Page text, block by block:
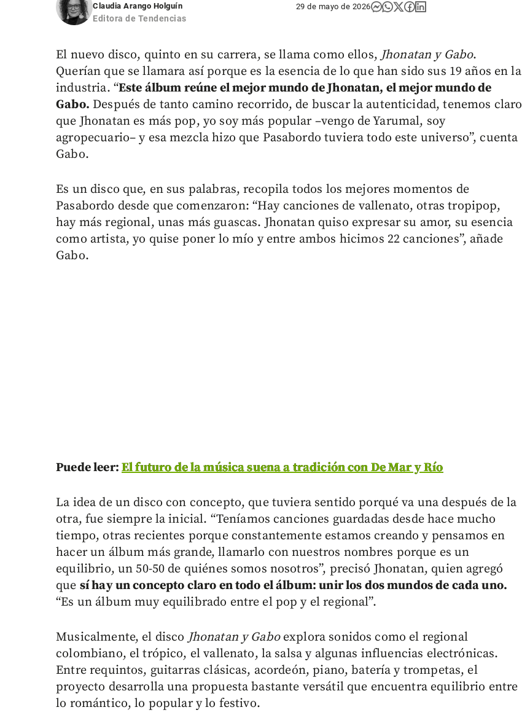
Claudia Arango Holguín
Editora de Tendencias
29 de mayo de 2026
El nuevo disco, quinto en su carrera, se llama como ellos,Jhonatan y Gabo.
Querían que se llamara así porque es la esencia de lo que han sido sus 19 años en la
industria. “Este álbum reúne el mejor mundo de Jhonatan, el mejor mundo de
Gabo. Después de tanto camino recorrido, de buscar la autenticidad, tenemos claro
que Jhonatan es más pop, yo soy más popular –vengo de Yarumal, soy
agropecuario– y esa mezcla hizo que Pasabordo tuviera todo este universo”, cuenta
Gabo.
Es un disco que, en sus palabras, recopila todos los mejores momentos de
Pasabordo desde que comenzaron: “Hay canciones de vallenato, otras tropipop,
hay más regional, unas más guascas. Jhonatan quiso expresar su amor, su esencia
como artista, yo quise poner lo mío y entre ambos hicimos 22 canciones”, añade
Gabo.
Puede leer: El futuro de la música suena a tradición con De Mar y Río
La idea de un disco con concepto, que tuviera sentido porqué va una después de la
otra, fue siempre la inicial. “Teníamos canciones guardadas desde hace mucho
tiempo, otras recientes porque constantemente estamos creando y pensamos en
hacer un álbum más grande, llamarlo con nuestros nombres porque es un
equilibrio, un 50-50 de quiénes somos nosotros”, precisó Jhonatan, quien agregó
que sí hay un concepto claro en todo el álbum: unir los dos mundos de cada uno.
“Es un álbum muy equilibrado entre el pop y el regional”.
Musicalmente, el discoJhonatan y Gaboexplora sonidos como el regional
colombiano, el trópico, el vallenato, la salsa y algunas influencias electrónicas.
Entre requintos, guitarras clásicas, acordeón, piano, batería y trompetas, el
proyecto desarrolla una propuesta bastante versátil que encuentra equilibrio entre
lo romántico, lo popular y lo festivo.